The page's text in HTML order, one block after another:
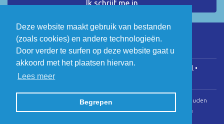
Deze website maakt gebruik van bestanden
(zoals cookies) en andere technologieën.
Door verder te surfen op deze website gaat u
akkoord met het plaatsen hiervan.
Lees meer
Begrepen
LinkedIn Twitter
COGEN Vlaanderen • Koningsstraat 146, 1000 Brussel •
info@cogenvlaanderen.be
© Copyright 2026 | Cogen Vlaanderen • Alle rechten voorbehouden
Webdesign door Zenjoy in Leuven•Powered by Nimbu